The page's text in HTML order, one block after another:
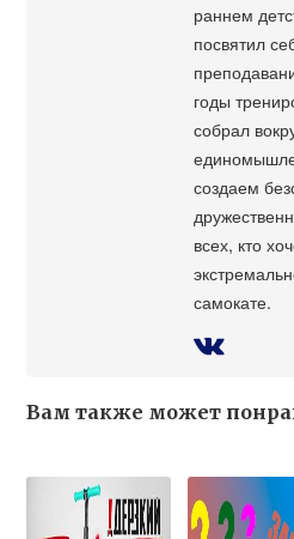
раннем
посвятил
годы
собрал
создаем
всех, кто
самокате.
Вам также может